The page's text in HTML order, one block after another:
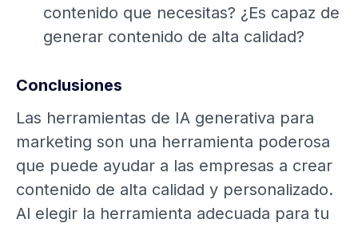
contenido que necesitas? ¿Es capaz de
generar contenido de alta calidad?
Conclusiones
Las herramientas de IA generativa para
marketing son una herramienta poderosa
que puede ayudar a las empresas a crear
contenido de alta calidad y personalizado.
Al elegir la herramienta adecuada para tu